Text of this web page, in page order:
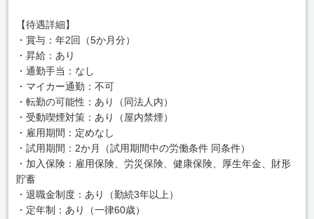
【待遇詳細】
・賞与：年2回（5か月分）
・昇給：あり
・通勤手当：なし
・マイカー通勤：不可
・転勤の可能性：あり（同法人内）
・受動喫煙対策：あり（屋内禁煙）
・雇用期間：定めなし
・試用期間：2か月（試用期間中の労働条件 同条件）
・加入保険：雇用保険、労災保険、健康保険、厚生年金、財形
貯蓄
・退職金制度：あり（勤続3年以上）
・定年制：あり（一律60歳）